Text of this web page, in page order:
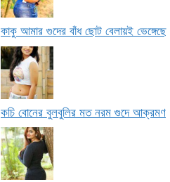
কাকু আমার গুদের বাঁধ ছোট বেলায়ই ভেঙ্গেছে
কচি বোনের বুলবুলির মত নরম গুদে আক্রমণ